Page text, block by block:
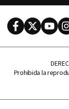
FacebookTwitter
Prohibida la